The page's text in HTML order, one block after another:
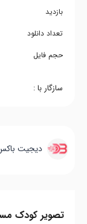
بازدید
تعداد دانلود
حجم فایل
سازگار با :
دیجیت
تصویر کودک